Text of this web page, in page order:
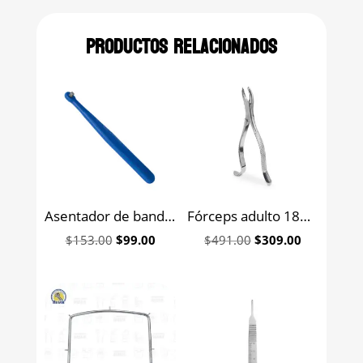
Productos relacionados
Asentador de bandas 6B
$153.00 Original
$99.00Current
Fórceps adulto 18R para molares superiores derechos 6B (081)
$491.00 Original
$309.00Current